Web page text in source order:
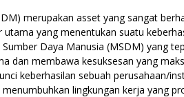
merupakan asset yang sangat
yang menentukan suatu
Daya Manusia (MSDM) yang
dan membawa kesuksesan yang
keberhasilan sebuah perusahaan/
lingkungan kerja yang